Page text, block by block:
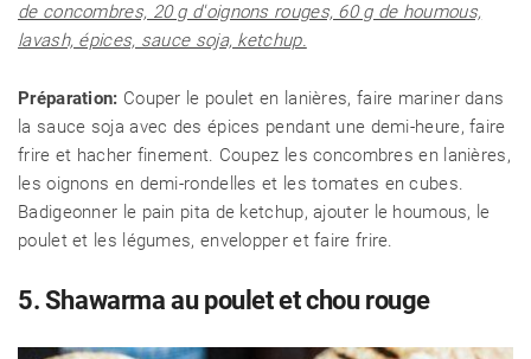
de concombres, 20 g d'oignons rouges, 60 g de houmous,
lavash, épices, sauce soja, ketchup.
Préparation: Couper le poulet en lanières, faire mariner dans
la sauce soja avec des épices pendant une demi-heure, faire
frire et hacher finement. Coupez les concombres en lanières,
les oignons en demi-rondelles et les tomates en cubes.
Badigeonner le pain pita de ketchup, ajouter le houmous, le
poulet et les légumes, envelopper et faire frire.
5. Shawarma au poulet et chou rouge